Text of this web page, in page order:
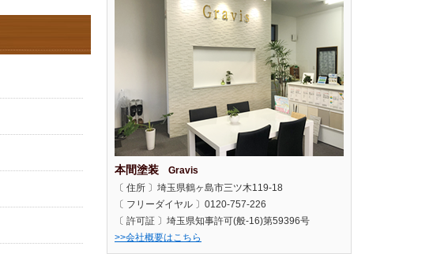
本間塗装
Gravis
〔 住所 〕埼玉県鶴ヶ島市三ツ木119-18
〔 フリーダイヤル 〕0120-757-226
〔 許可証 〕埼玉県知事許可(般-16)第59396号
>>会社概要はこちら